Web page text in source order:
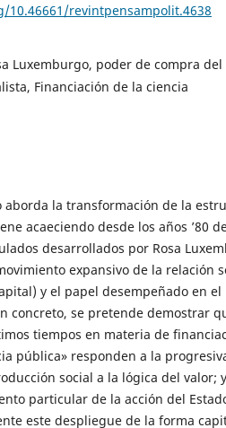
10.46661/revintpensampolit.4638
Luxemburgo, poder de compra del
Financiación de la ciencia
aborda la transformación de la
acaeciendo desde los años ’80
desarrollados por Rosa
expansivo de la relación
y el papel desempeñado en el
concreto, se pretende demostrar
tiempos en materia de
pública» responden a la
social a la lógica del valor;
particular de la acción del
este despliegue de la forma